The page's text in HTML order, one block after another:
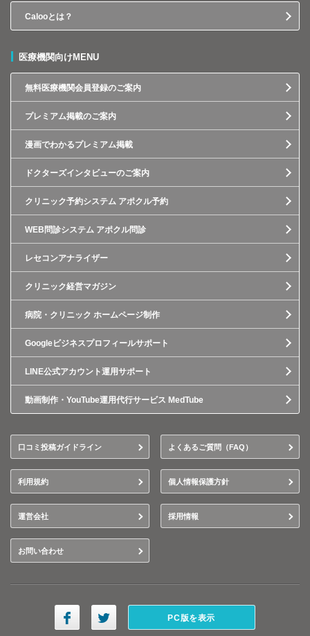
Calooとは？
医療機関向けMENU
無料医療機関会員登録のご案内
プレミアム掲載のご案内
漫画でわかるプレミアム掲載
ドクターズインタビューのご案内
クリニック予約システム アポクル予約
WEB問診システム アポクル問診
レセコンアナライザー
クリニック経営マガジン
病院・クリニック ホームページ制作
Googleビジネスプロフィールサポート
LINE公式アカウント運用サポート
動画制作・YouTube運用代行サービス MedTube
口コミ投稿ガイドライン よくあるご質問（FAQ）
利用規約 個人情報保護方針
運営会社 採用情報
お問い合わせ
PC版を表示